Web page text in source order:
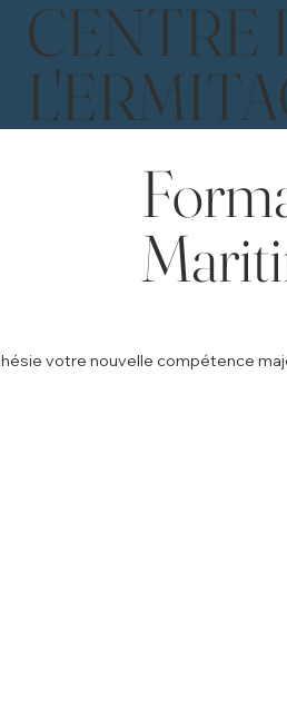
CENTRE
votre nouvelle compétence